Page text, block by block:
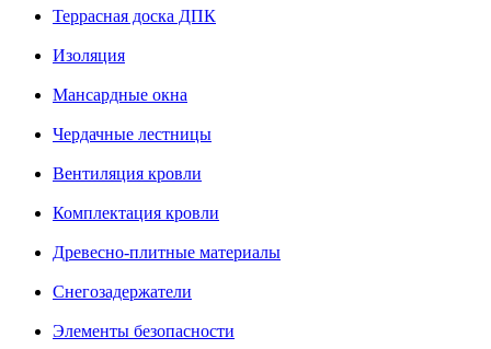
Террасная доска ДПК
Изоляция
Мансардные окна
Чердачные лестницы
Вентиляция кровли
Комплектация кровли
Древесно-плитные материалы
Снегозадержатели
Элементы безопасности